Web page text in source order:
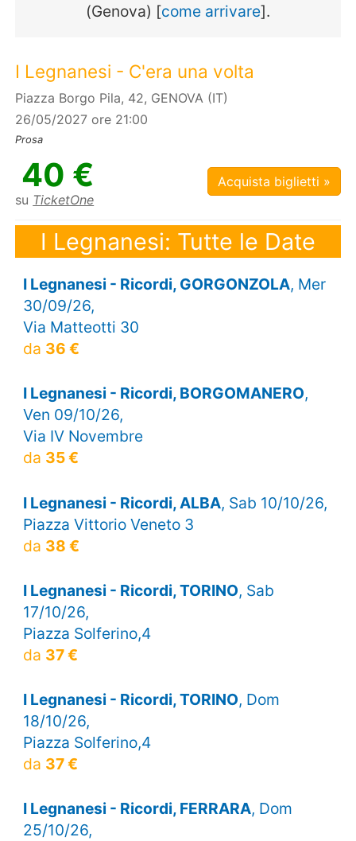
(Genova) [come arrivare].
I Legnanesi - C'era una volta
Piazza Borgo Pila, 42, GENOVA (IT)
26/05/2027 ore 21:00
Prosa
40 €
su TicketOne
Acquista biglietti »
I Legnanesi: Tutte le Date
I Legnanesi - Ricordi, GORGONZOLA, Mer
30/09/26,
Via Matteotti 30
da 36 €
I Legnanesi - Ricordi, BORGOMANERO,
Ven 09/10/26,
Via IV Novembre
da 35 €
I Legnanesi - Ricordi, ALBA, Sab 10/10/26,
Piazza Vittorio Veneto 3
da 38 €
I Legnanesi - Ricordi, TORINO, Sab
17/10/26,
Piazza Solferino,4
da 37 €
I Legnanesi - Ricordi, TORINO, Dom
18/10/26,
Piazza Solferino,4
da 37 €
I Legnanesi - Ricordi, FERRARA, Dom
25/10/26,